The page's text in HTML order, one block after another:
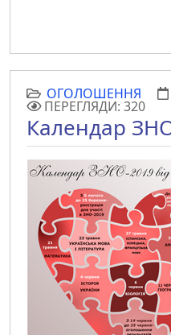
ОГОЛОШЕННЯ
ПЕРЕГЛЯДИ: 320
Календар